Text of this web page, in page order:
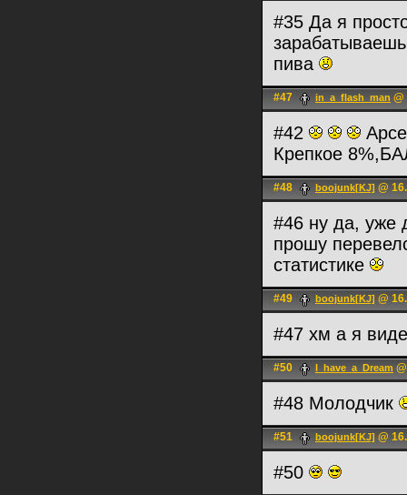
#35 Да я
пива
#47 in_a_flash_man @
#42
Крепкое
#48 boojunk[KJ] @
#46 ну да, уже
прошу
статистике
#49 boojunk[KJ] @
#47 хм а я
#50 I_have_a_Dream
#48 Молодчик
#51 boojunk[KJ] @
#50